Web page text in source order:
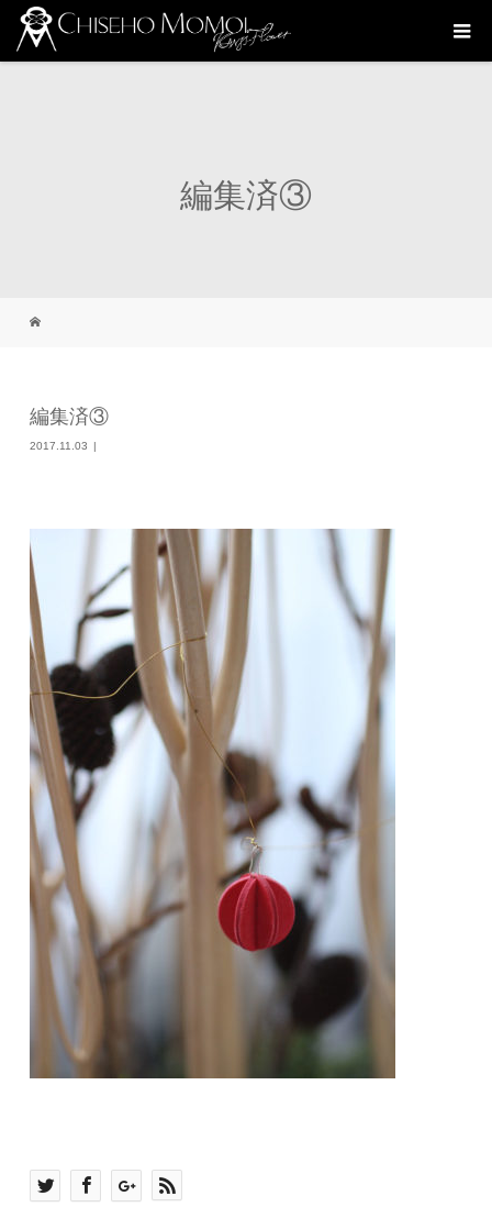
編集済③
編集済③
2017.11.03